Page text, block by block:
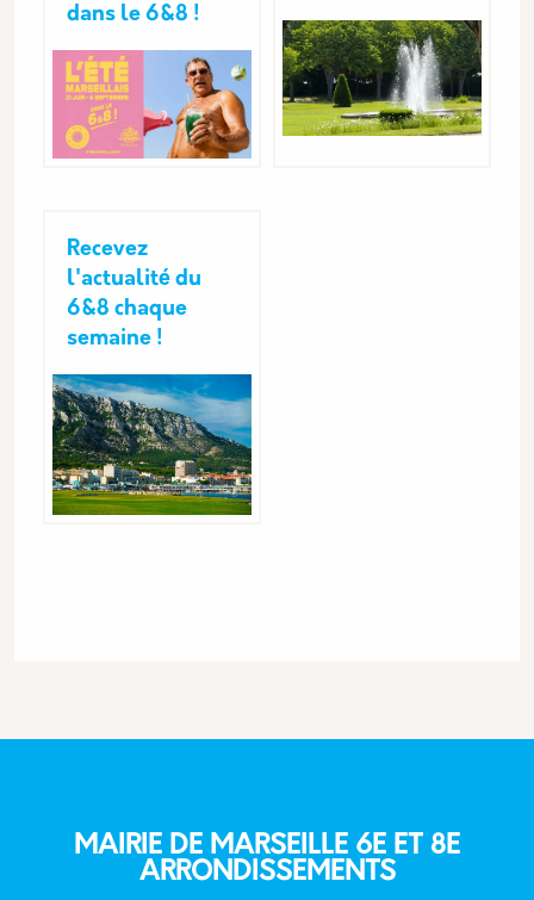
dans le 6&8 !
Recevez
l'actualité du
6&8 chaque
semaine !
MAIRIE DE MARSEILLE 6E ET 8E
ARRONDISSEMENTS